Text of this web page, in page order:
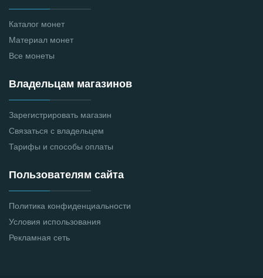
Каталог монет
Материал монет
Все монеты
Владельцам магазинов
Зарегистрировать магазин
Связаться с владельцем
Тарифы и способы оплаты
Пользователям сайта
Политика конфиденциальности
Условия использования
Рекламная сеть